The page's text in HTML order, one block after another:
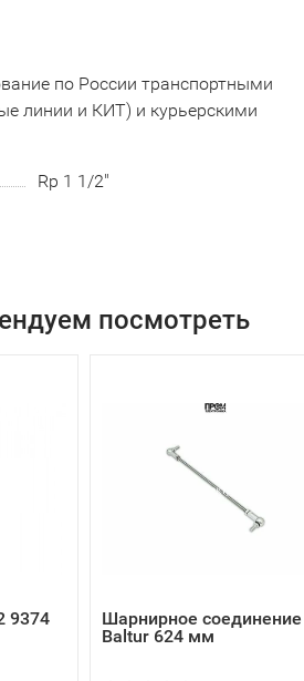
по России транспортными
линии и КИТ) и курьерскими
Rp 1 1/2"
посмотреть
9374
Шарнирное соединение
Baltur 624 мм